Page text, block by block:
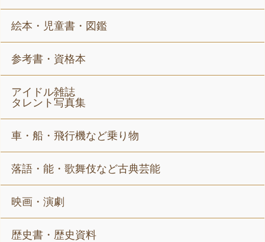
絵本・児童書・図鑑
参考書・資格本
アイドル雑誌
タレント写真集
車・船・飛行機など乗り物
落語・能・歌舞伎など古典芸能
映画・演劇
歴史書・歴史資料